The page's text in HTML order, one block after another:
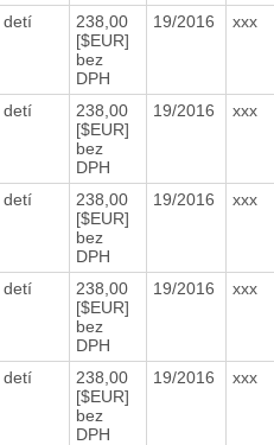
detí
238,00
[$EUR]
bez
DPH
19/2016 xxx
detí
238,00
[$EUR]
bez
DPH
19/2016 xxx
detí
238,00
[$EUR]
bez
DPH
19/2016 xxx
detí
238,00
[$EUR]
bez
DPH
19/2016 xxx
detí
238,00
[$EUR]
bez
DPH
19/2016 xxx